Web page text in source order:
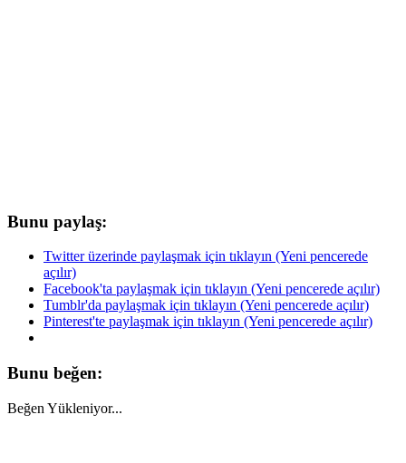
Bunu paylaş:
Twitter üzerinde paylaşmak için tıklayın (Yeni pencerede
açılır)
Facebook'ta paylaşmak için tıklayın (Yeni pencerede açılır)
Tumblr'da paylaşmak için tıklayın (Yeni pencerede açılır)
Pinterest'te paylaşmak için tıklayın (Yeni pencerede açılır)
Bunu beğen:
Beğen Yükleniyor...